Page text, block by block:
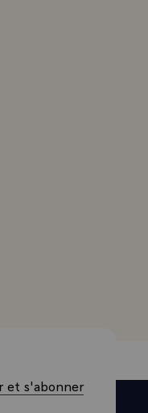
mairie de
et s'abonner